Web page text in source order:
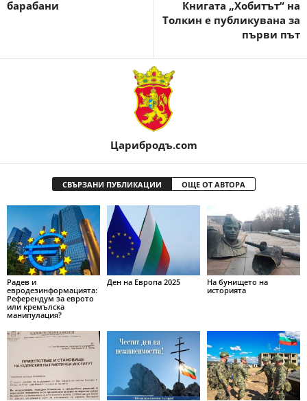
барабани
Книгата „Хобитът“ на
Толкин е публикувана за
първи път
Царибродъ.com
СВЪРЗАНИ ПУБЛИКАЦИИ ОЩЕ ОТ АВТОРА
Радев и
евродезинформацията:
Референдум за еврото
или кремълска
манипулация?
Ден на Европа 2025
На бунището на
историята